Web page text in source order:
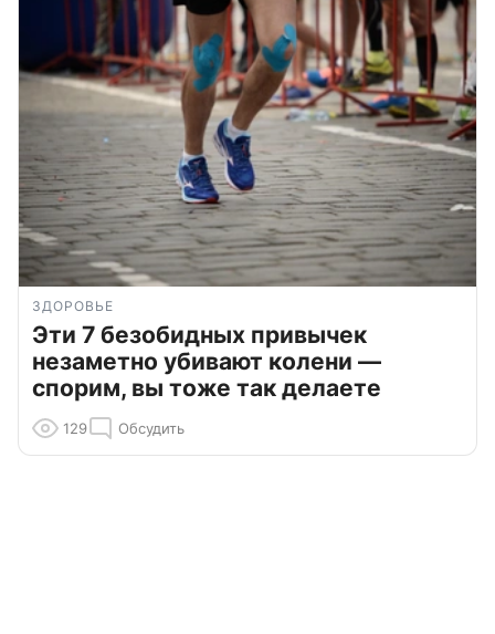
ЗДОРОВЬЕ
Эти 7 безобидных привычек
незаметно убивают колени —
спорим, вы тоже так делаете
129 Обсудить